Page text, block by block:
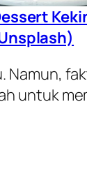
untuk